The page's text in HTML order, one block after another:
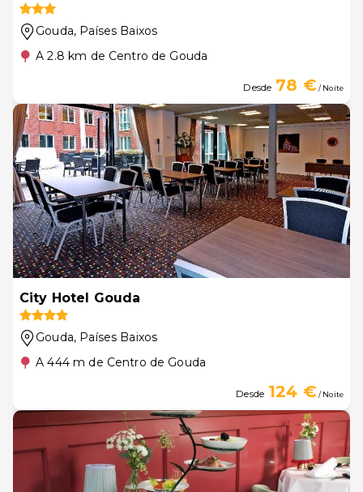
Gouda, Países Baixos
A 2.8 km de Centro de Gouda
Desde 78 €/ Noite
City Hotel Gouda
Gouda, Países Baixos
A 444 m de Centro de Gouda
Desde 124 €/ Noite